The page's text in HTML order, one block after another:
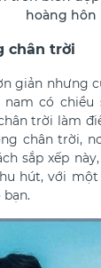
hoàng hôn
chân trời
giản nhưng
nam có chiều
trời làm
chân trời,
sắp xếp
hút, với